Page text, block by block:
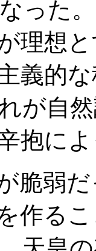
った
理想
義的
が自
抱に
脆弱
作る